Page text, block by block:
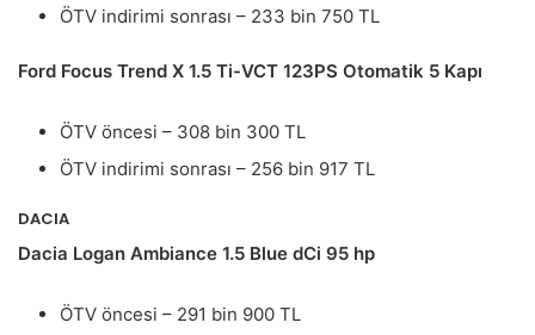
ÖTV indirimi sonrası – 233 bin 750 TL
Ford Focus Trend X 1.5 Ti-VCT 123PS Otomatik 5 Kapı
ÖTV öncesi – 308 bin 300 TL
ÖTV indirimi sonrası – 256 bin 917 TL
DACIA
Dacia Logan Ambiance 1.5 Blue dCi 95 hp
ÖTV öncesi – 291 bin 900 TL